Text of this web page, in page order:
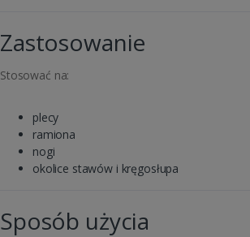
Zastosowanie
Stosować na:
plecy
ramiona
nogi
okolice stawów i kręgosłupa
Sposób użycia